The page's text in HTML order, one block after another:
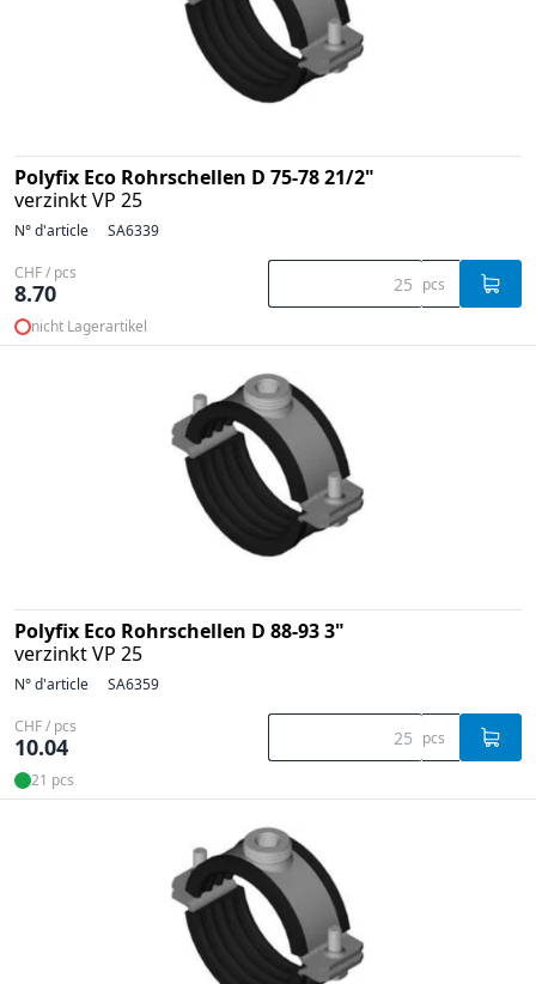
Polyfix Eco Rohrschellen D 75-78 21/2"
verzinkt VP 25
N° d'article SA6339
CHF / pcs
8.70 pcs
nicht Lagerartikel
Polyfix Eco Rohrschellen D 88-93 3"
verzinkt VP 25
N° d'article SA6359
CHF / pcs
10.04 pcs
21 pcs